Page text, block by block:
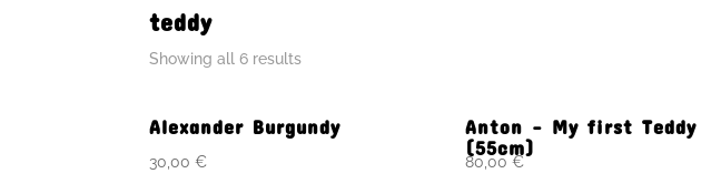
teddy
Showing all 6 results
Alexander Burgundy
30,00€
Anton – My first Teddy
(55cm)
80,00€